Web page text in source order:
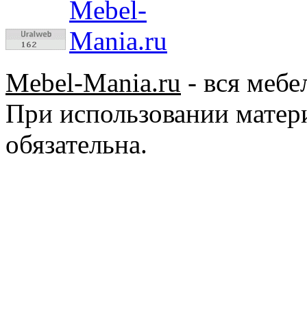
Mebel-Mania.ru - вся
При использовании
обязательна.